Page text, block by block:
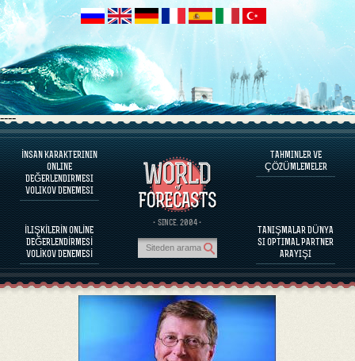
----
İNSAN KARAKTERININ
ONLINE
DEĞERLENDIRMESI
VOLIKOV DENEMESI
İLIŞKİLERİN ONLİNE
DEĞERLENDİRMESİ
VOLİKOV DENEMESİ
· SINCE. 2004 ·
TAHMINLER VE
ÇÖZÜMLEMELER
TANIŞMALAR DÜNYA
SI OPTIMAL PARTNER
ARAYIŞI
PROGRAM HAKKINDA
İNSAN KARAKTERINI DEĞERLENDIRINIZ
ÜNLÜ KIŞILIKLERI KARAKTER DEĞERLENDIRILMESI
PROGRAM HAKKINDA
PARTNERLERIN BAĞDAŞABILIRLIĞINI DEĞERLENDIRINIZ
TAHMINLER VE ÇÖZÜMLEMELER